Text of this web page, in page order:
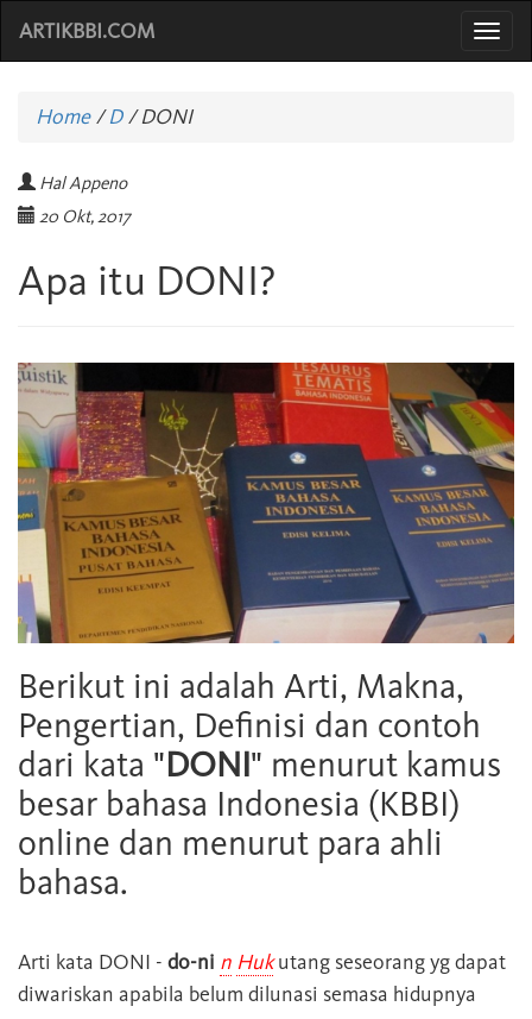
ARTIKBBI.COM
Home/D /DONI
Hal Appeno
20 Okt, 2017
Apa itu DONI?
Berikut ini adalah Arti, Makna,
Pengertian, Definisi dan contoh
dari kata "DONI" menurut kamus
besar bahasa Indonesia (KBBI)
online dan menurut para ahli
bahasa.
Arti kata DONI - do-ni n Hukutang seseorang yg dapat
diwariskan apabila belum dilunasi semasa hidupnya